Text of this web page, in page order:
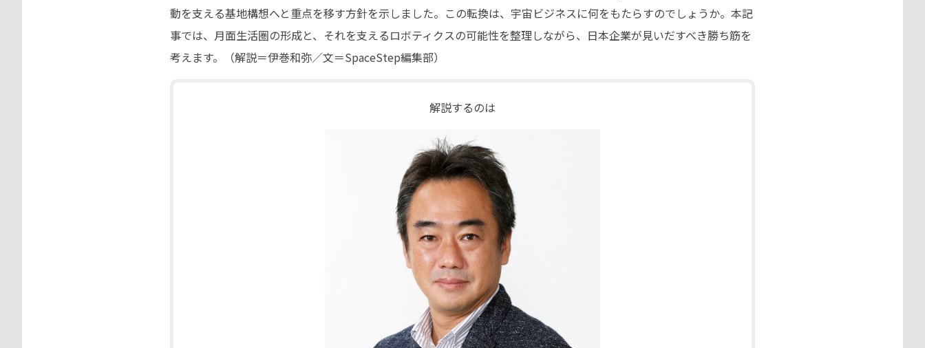
動を支える基地構想へと重点を移す方針を示しました。この転換は、宇宙ビジネスに何をもたらすのでしょうか。本記
事では、月面生活圏の形成と、それを支えるロボティクスの可能性を整理しながら、日本企業が見いだすべき勝ち筋を
考えます。（解説＝伊巻和弥／文＝SpaceStep編集部）
解説するのは